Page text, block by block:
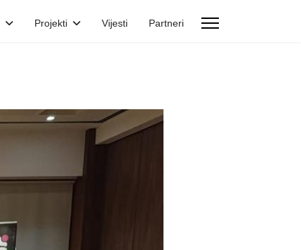
Projekti Vijesti Partneri